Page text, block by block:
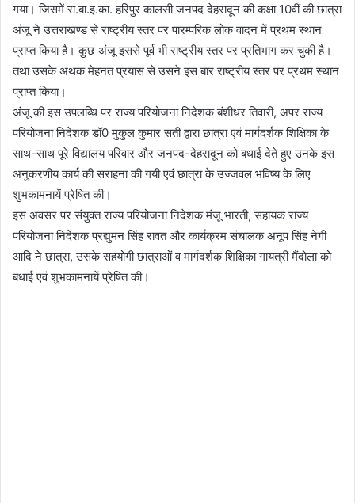
गया। जिसमें रा.बा.इ.का. हरिपुर कालसी जनपद देहरादून की कक्षा 10वीं की छात्रा
अंजू ने उत्तराखण्ड से राष्ट्रीय स्तर पर पारम्परिक लोक वादन में प्रथम स्थान
प्राप्त किया है। कुछ अंजू इससे पूर्व भी राष्ट्रीय स्तर पर प्रतिभाग कर चुकी है।
तथा उसके अथक मेहनत प्रयास से उसने इस बार राष्ट्रीय स्तर पर प्रथम स्थान
प्राप्त किया।
अंजू की इस उपलब्धि पर राज्य परियोजना निदेशक बंशीधर तिवारी, अपर राज्य
परियोजना निदेशक डॉ0 मुकुल कुमार सती द्वारा छात्रा एवं मार्गदर्शक शिक्षिका के
साथ-साथ पूरे विद्यालय परिवार और जनपद-देहरादून को बधाई देते हुए उनके इस
अनुकरणीय कार्य की सराहना की गयी एवं छात्रा के उज्जवल भविष्य के लिए
शुभकामनायें प्रेषित की।
इस अवसर पर संयुक्त राज्य परियोजना निदेशक मंजू भारती, सहायक राज्य
परियोजना निदेशक प्रद्युमन सिंह रावत और कार्यक्रम संचालक अनूप सिंह नेगी
आदि ने छात्रा, उसके सहयोगी छात्राओं व मार्गदर्शक शिक्षिका गायत्री मैंदोला को
बधाई एवं शुभकामनायें प्रेषित की।